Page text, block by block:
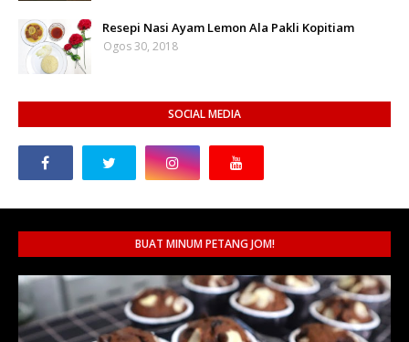
Resepi Nasi Ayam Lemon Ala Pakli Kopitiam
Ogos 30, 2018
SOCIAL MEDIA
BUAT MINUM PETANG JOM!